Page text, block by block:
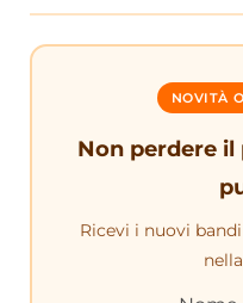
NOVITÀ
Non perdere
Ricevi i nuovi